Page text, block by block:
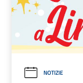
NOTIZIE